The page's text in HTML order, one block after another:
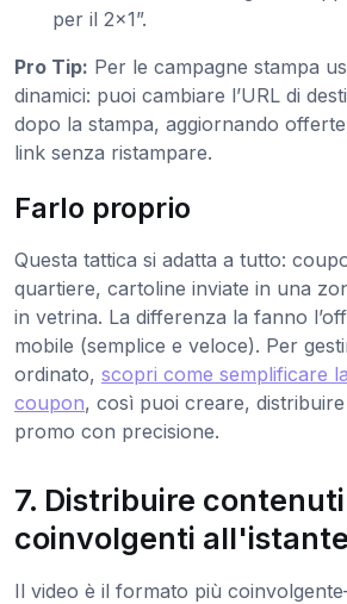
per il 2x1”.
Pro Tip: Per le campagne stampa
dinamici: puoi cambiare l’URL di
dopo la stampa, aggiornando
link senza ristampare.
Farlo proprio
Questa tattica si adatta a tutto:
quartiere, cartoline inviate in una
in vetrina. La differenza la fanno
mobile (semplice e veloce). Per
ordinato, scopri come semplificare
coupon, così puoi creare,
promo con precisione.
7. Distribuire
coinvolgenti all'istante
Il video è il formato più